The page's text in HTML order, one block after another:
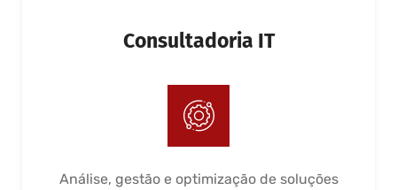
Consultadoria IT
Análise, gestão e optimização de soluções